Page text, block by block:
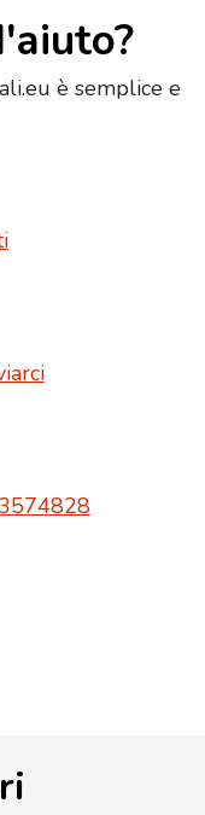
è semplice e